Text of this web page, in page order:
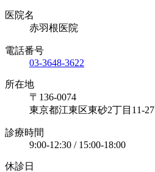
医院名
赤羽根医院
電話番号
03-3648-3622
所在地
〒136-0074
東京都江東区東砂2丁目11-27
診療時間
9:00-12:30 / 15:00-18:00
休診日